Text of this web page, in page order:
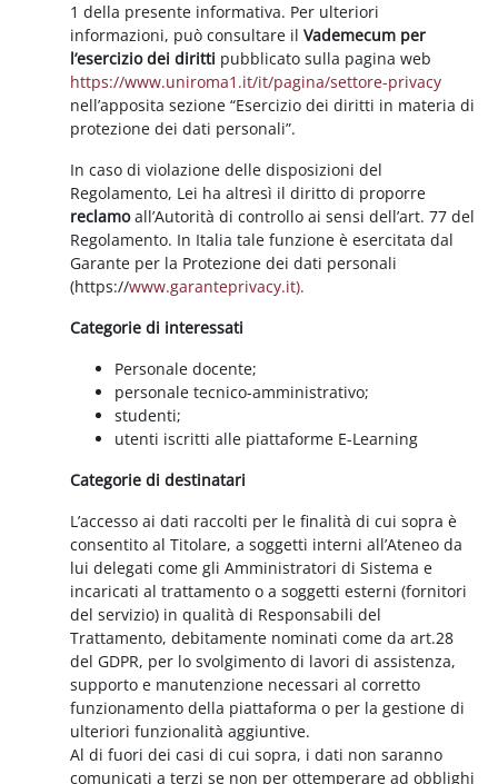
1 della presente informativa. Per ulteriori
informazioni, può consultare ilVademecum per
l’esercizio dei diritti pubblicato sulla pagina web
https://www.uniroma1.it/it/pagina/settore-privacy
nell’apposita sezione “Esercizio dei diritti in materia di
protezione dei dati personali”.
In caso di violazione delle disposizioni del
Regolamento, Lei ha altresì il diritto di proporre
reclamoall’Autorità di controllo ai sensi dell’art. 77 del
Regolamento. In Italia tale funzione è esercitata dal
Garante per la Protezione dei dati personali
(https://www.garanteprivacy.it).
Categorie di interessati
Personale docente;
personale tecnico-amministrativo;
studenti;
utenti iscritti alle piattaforme E-Learning
Categorie di destinatari
L’accesso ai dati raccolti per le finalità di cui sopra è
consentito al Titolare, a soggetti interni all’Ateneo da
lui delegati come gli Amministratori di Sistema e
incaricati al trattamento o a soggetti esterni (fornitori
del servizio) in qualità di Responsabili del
Trattamento, debitamente nominati come da art.28
del GDPR, per lo svolgimento di lavori di assistenza,
supporto e manutenzione necessari al corretto
funzionamento della piattaforma o per la gestione di
ulteriori funzionalità aggiuntive.
Al di fuori dei casi di cui sopra, i dati non saranno
comunicati a terzi se non per ottemperare ad obblighi